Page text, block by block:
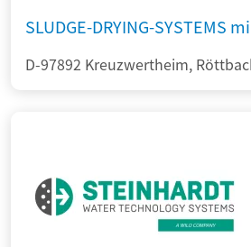
SLUDGE-DRYING-SYSTEMS
D-97892 Kreuzwertheim,